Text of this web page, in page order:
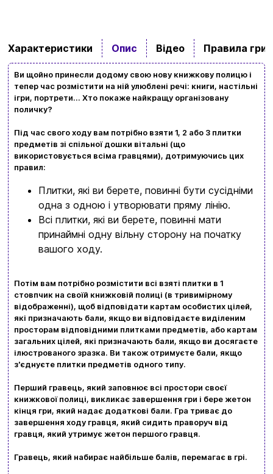
Характеристики Опис Відео Правила гри
Ви щойно принесли додому свою нову книжкову полицю і
тепер час розмістити на ній улюблені речі: книги, настільні
ігри, портрети... Хто покаже найкращу організовану
поличку?
Під час свого ходу вам потрібно взяти 1, 2 або 3 плитки
предметів зі спільної дошки вітальні (що
використовується всіма гравцями), дотримуючись цих
правил:
Плитки, які ви берете, повинні бути сусідніми
одна з одною і утворювати пряму лінію.
Всі плитки, які ви берете, повинні мати
принаймні одну вільну сторону на початку
вашого ходу.
Потім вам потрібно розмістити всі взяті плитки в 1
стовпчик на своїй книжковій полиці (в тривимірному
відображенні), щоб відповідати картам особистих цілей,
які призначають бали, якщо ви відповідаєте виділеним
просторам відповідними плитками предметів, або картам
загальних цілей, які призначають бали, якщо ви досягаєте
ілюстрованого зразка. Ви також отримуєте бали, якщо
з'єднуєте плитки предметів одного типу.
Перший гравець, який заповнює всі простори своєї
книжкової полиці, викликає завершення гри і бере жетон
кінця гри, який надає додаткові бали. Гра триває до
завершення ходу гравця, який сидить праворуч від
гравця, який утримує жетон першого гравця.
Гравець, який набирає найбільше балів, перемагає в грі.
Вхід Реєстрація
Доставка та оплата
Новини та статті
Повернення та обмін товарів
Політика конфіденційності
Контакти
+380996393746
+380634324164
Ваш кошик зараз порожній
Перегляньте асортимент нашого магазину і ви
обовʼязково знайдете щось цікавеньке